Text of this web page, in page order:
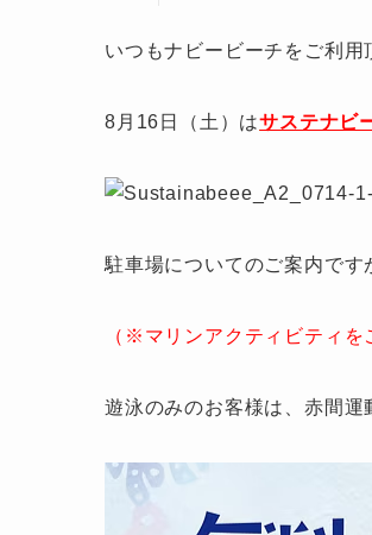
いつもナビービーチをご利用
8月16日（土）はサステナビ
駐車場についてのご案内です
（※マリンアクティビティを
遊泳のみのお客様は、赤間運